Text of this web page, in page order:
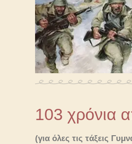
103 χρόνια
(για όλες τις τάξεις